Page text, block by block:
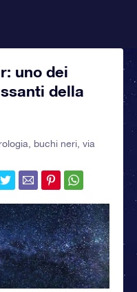
uno dei
della
buchi neri via